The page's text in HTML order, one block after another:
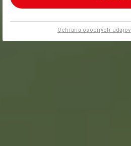
Ochrana osobných údajov